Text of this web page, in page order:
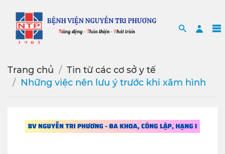
Search
Trang chủ
Tin từ các cơ sở y tế
Những việc nên lưu ý trước khi xăm hình